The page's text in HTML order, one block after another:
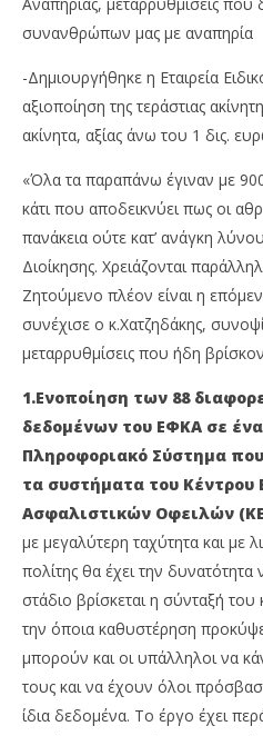
Αναπηρίας, μεταρρυθμίσεις
συνανθρώπων μας με αναπηρία
-Δημιουργήθηκε η Εταιρεία
αξιοποίηση της τεράστιας
ακίνητα, αξίας άνω του 1 δις.
«Όλα τα παραπάνω έγιναν με
κάτι που αποδεικνύει πως οι
πανάκεια ούτε κατ’ ανάγκη
Διοίκησης. Χρειάζονται
Ζητούμενο πλέον είναι η
συνέχισε ο κ.Χατζηδάκης,
μεταρρυθμίσεις που ήδη
1.Ενοποίηση των 88
δεδομένων του ΕΦΚΑ σε
Πληροφοριακό Σύστημα
τα συστήματα του Κέντρου
Ασφαλιστικών Οφειλών
με μεγαλύτερη ταχύτητα και με
πολίτης θα έχει την
στάδιο βρίσκεται η σύνταξή του
την όποια καθυστέρηση
μπορούν και οι υπάλληλοι να
τους και να έχουν όλοι
ίδια δεδομένα. Το έργο έχει